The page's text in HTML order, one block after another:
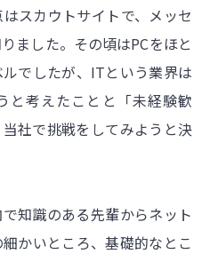
スカウトサイトで、メッセ
ました。その頃はPCをほと
でしたが、ITという業界は
と考えたことと「未経験歓
社で挑戦をしてみようと決
知識のある先輩からネット
かいところ、基礎的なとこ